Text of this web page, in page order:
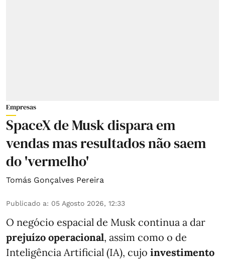
Empresas
SpaceX de Musk dispara em
vendas mas resultados não saem
do 'vermelho'
Tomás Gonçalves Pereira
Publicado a: 05 Agosto 2026, 12:33
O negócio espacial de Musk continua a dar
prejuízo operacional, assim como o de
Inteligência Artificial (IA), cujo investimento